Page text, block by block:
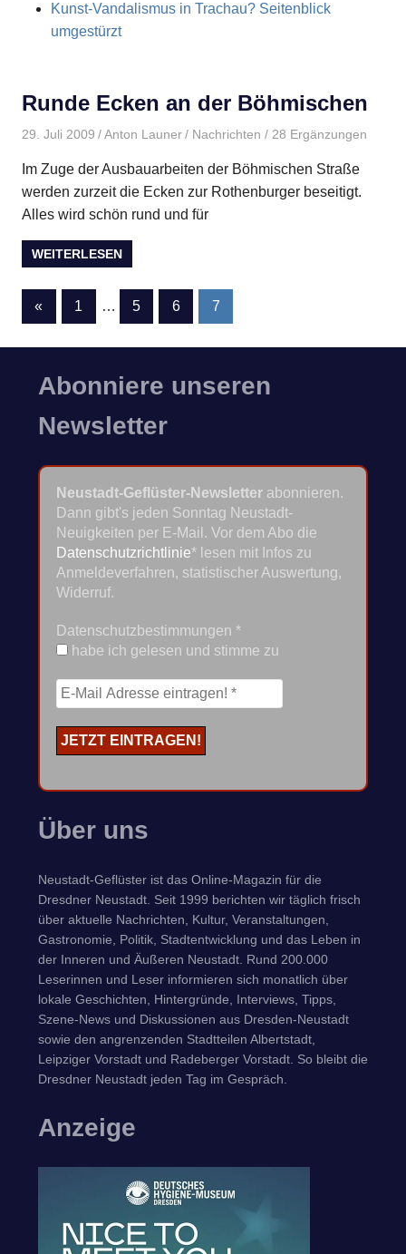
Kunst-Vandalismus in Trachau? Seitenblick
umgestürzt
Runde Ecken an der Böhmischen
29. Juli 2009 Anton Launer Nachrichten / 28 Ergänzungen
Im Zuge der Ausbauarbeiten der Böhmischen Straße
werden zurzeit die Ecken zur Rothenburger beseitigt.
Alles wird schön rund und für
WEITERLESEN
Seitennummerierung
« Vorherige
Beiträge
1 … 5 6 7
Abonniere unseren
Newsletter
Neustadt-Geflüster-Newsletter abonnieren.
Dann gibt's jeden Sonntag Neustadt-
Neuigkeiten per E-Mail. Vor dem Abo die
Datenschutzrichtlinie* lesen mit Infos zu
Anmeldeverfahren, statistischer Auswertung,
Widerruf.
Datenschutzbestimmungen *
habe ich gelesen und stimme zu
Über uns
Neustadt-Geflüster ist das Online-Magazin für die
Dresdner Neustadt. Seit 1999 berichten wir täglich frisch
über aktuelle Nachrichten, Kultur, Veranstaltungen,
Gastronomie, Politik, Stadtentwicklung und das Leben in
der Inneren und Äußeren Neustadt. Rund 200.000
Leserinnen und Leser informieren sich monatlich über
lokale Geschichten, Hintergründe, Interviews, Tipps,
Szene-News und Diskussionen aus Dresden-Neustadt
sowie den angrenzenden Stadtteilen Albertstadt,
Leipziger Vorstadt und Radeberger Vorstadt. So bleibt die
Dresdner Neustadt jeden Tag im Gespräch.
Anzeige